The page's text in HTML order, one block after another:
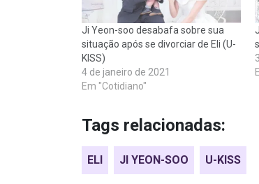
Ji Yeon-soo desabafa sobre sua
situação após se divorciar de Eli (U-
KISS)
4 de janeiro de 2021
Em "Cotidiano"
Tags relacionadas:
ELI JI YEON-SOO U-KISS